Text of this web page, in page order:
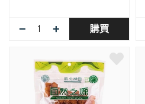
− + 購買